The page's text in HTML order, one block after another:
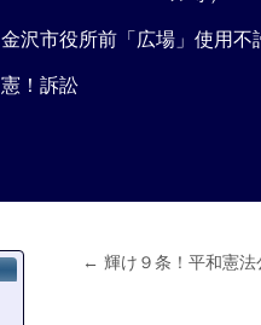
金沢市役所前「広場」使用不
憲！訴訟
← 輝け９条！平和憲